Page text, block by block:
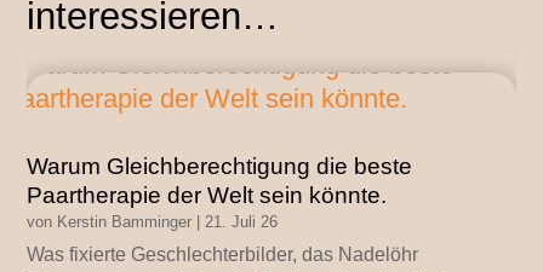
interessieren…
Warum Gleichberechtigung die beste
Paartherapie der Welt sein könnte.
von Kerstin Bamminger |21. Juli 26
Was fixierte Geschlechterbilder, das Nadelöhr